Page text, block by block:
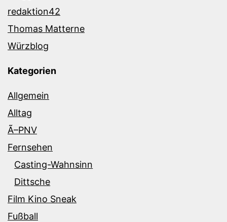
redaktion42
Thomas Matterne
Würzblog
Kategorien
Allgemein
Alltag
Ã–PNV
Fernsehen
Casting-Wahnsinn
Dittsche
Film Kino Sneak
Fußball